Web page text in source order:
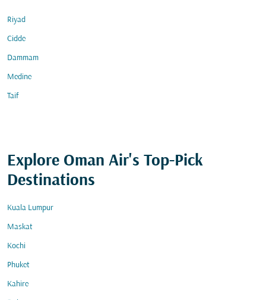
Riyad
Cidde
Dammam
Medine
Taif
Explore Oman Air's Top-Pick
Destinations
Kuala Lumpur
Maskat
Kochi
Phuket
Kahire